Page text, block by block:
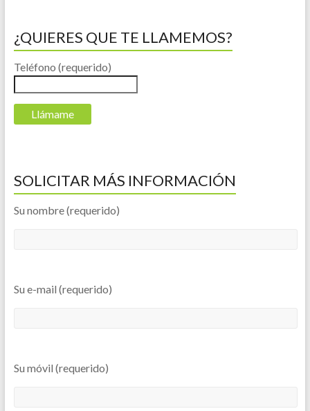
¿QUIERES QUE TE LLAMEMOS?
Teléfono (requerido)
SOLICITAR MÁS INFORMACIÓN
Su nombre (requerido)
Su e-mail (requerido)
Su móvil (requerido)